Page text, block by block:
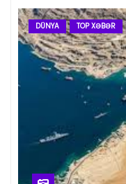
DÜNYA TOP XƏBƏR